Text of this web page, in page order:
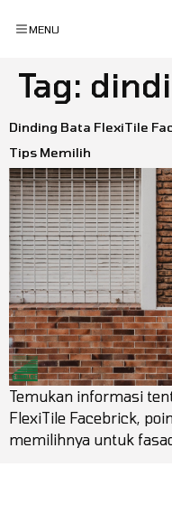
MENU
Tag:
Dinding Bata FlexiTile
Tips Memilih
Temukan informasi
FlexiTile Facebrick,
memilihnya untuk